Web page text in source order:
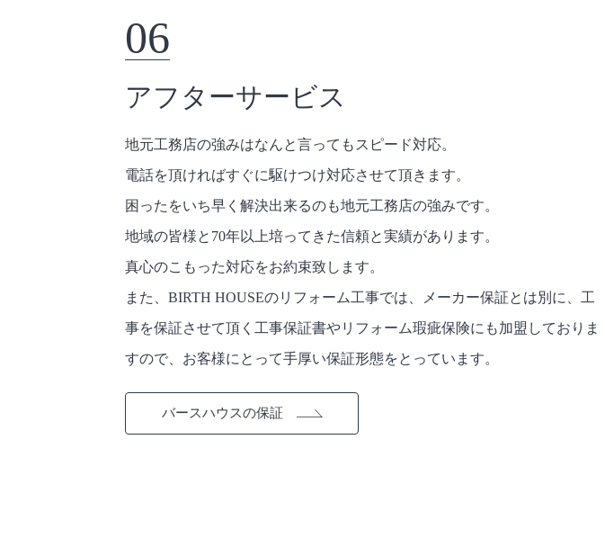
06
アフターサービス
地元工務店の強みはなんと言ってもスピード対応。
電話を頂ければすぐに駆けつけ対応させて頂きます。
困ったをいち早く解決出来るのも地元工務店の強みです。
地域の皆様と70年以上培ってきた信頼と実績があります。
真心のこもった対応をお約束致します。
また、BIRTH HOUSEのリフォーム工事では、メーカー保証とは別に、工
事を保証させて頂く工事保証書やリフォーム瑕疵保険にも加盟しておりま
すので、お客様にとって手厚い保証形態をとっています。
バースハウスの保証